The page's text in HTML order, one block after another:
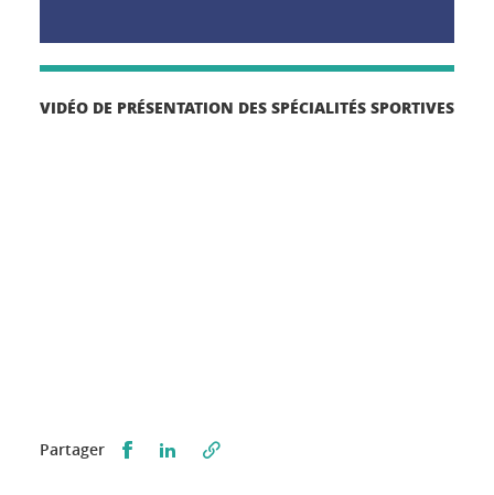
VIDÉO DE PRÉSENTATION DES SPÉCIALITÉS SPORTIVES
Partager Partager sur Facebook
Partager sur LinkedIn